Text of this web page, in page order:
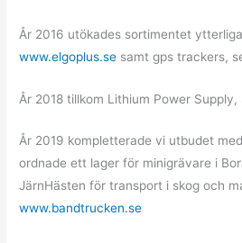
År 2016 utökades sortimentet
www.elgoplus.se samt gps trackers,
År 2018 tillkom Lithium Power
År 2019 kompletterade vi utbudet
ordnade ett lager för minigrävare i
JärnHästen för transport i skog och
www.bandtrucken.se